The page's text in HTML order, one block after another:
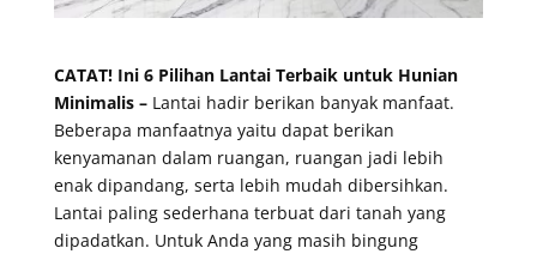
CATAT! Ini 6 Pilihan Lantai Terbaik untuk Hunian
Minimalis – Lantai hadir berikan banyak manfaat.
Beberapa manfaatnya yaitu dapat berikan
kenyamanan dalam ruangan, ruangan jadi lebih
enak dipandang, serta lebih mudah dibersihkan.
Lantai paling sederhana terbuat dari tanah yang
dipadatkan. Untuk Anda yang masih bingung